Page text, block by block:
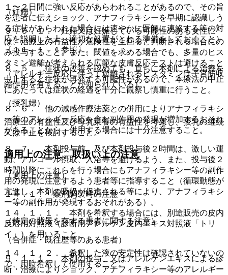
（妊婦）
９．５．１． 妊婦又は妊娠している可能性のある女性に
は、治療上の有益性が危険性を上回ると判断される場合にの
み投与すること。また、閾値を求める場合でも、多量のヒス
タミン遊離が考えられる広範な皮膚反応テストは避けること
（アレルギー反応に伴って遊離されるヒスタミンは子宮筋収
縮作用を有することが知られている）。
（授乳婦）
治療上の有益性及び母乳栄養の有益性を考慮し、授乳の継続
又は中止を検討すること。
適用上の注意、取扱い上の注意
（適用上の注意）
１４．１． 薬剤調製時の注意
１４．１．１． 本剤を希釈する場合には、別途販売の皮内
反応用対照液（診断用アレルゲン皮内エキス対照液「トリ
イ」）を用いること。
１４．１．２． 希釈した液の安定性は確認されていないの
で、用時希釈して使用すること。
１〜２日間に強い反応があらわれることがあるので、その旨
を患者に伝えショック、アナフィラキシーを早期に認識しう
る症状があらわれた場合には速やかに医師に連絡する等の対
応を説明した上、適切な処置がとれる準備をしておくこと）
〔１１．１．１参照〕。
８．５． 症状の改善を認めても、直ちに本剤による治療を
中止すると症状が再発する可能性があるので、本療法の中止
にあたっては症状の経過を十分に観察し慎重に行うこと。
８．６． 他の減感作療法薬との併用によりアナフィラキシ
ー等のアレルギー反応を含む副作用の発現が増加するおそれ
があることから、併用する場合には十分注意すること。
８．７． 本剤投与前、及び本剤投与後２時間は、激しい運
動、アルコール摂取、入浴等を避けるよう、また、投与後２
時間以降にこれらを行う場合にもアナフィラキシー等の副作
用の発現に注意するよう患者等に指導すること（循環動態が
亢進し、本剤の吸収が促進される等により、アナフィラキシ
ー等の副作用が発現するおそれがある）。
（特定の背景を有する患者に関する注意）
（合併症・既往歴等のある患者）
９．１．１． 本剤の投与、又はアレルゲンエキスによる診
断・治療によりショック、アナフィラキシー等のアレルギー